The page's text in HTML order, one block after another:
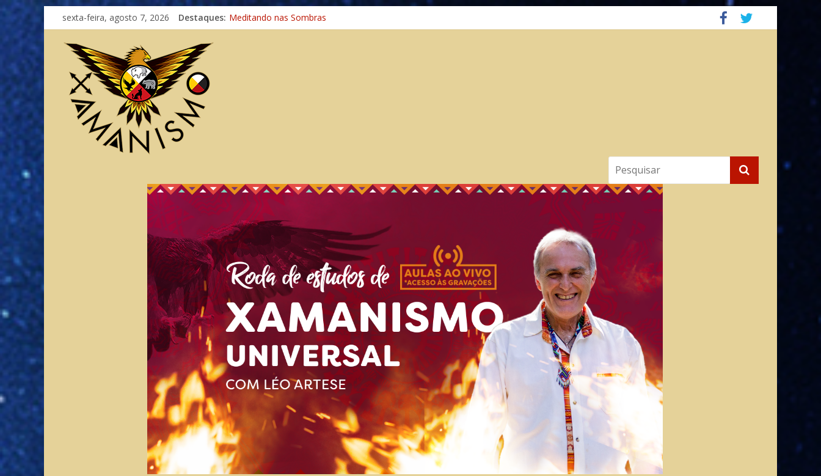
sexta-feira, agosto 7, 2026 Destaques: Meditando nas Sombras
Autosuficiência: A Jornada do Espírito Ancestral